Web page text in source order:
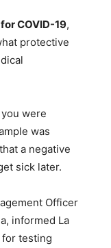
COVID-19,
protective
you were
was
a negative
sick later.
Officer
informed La
for testing